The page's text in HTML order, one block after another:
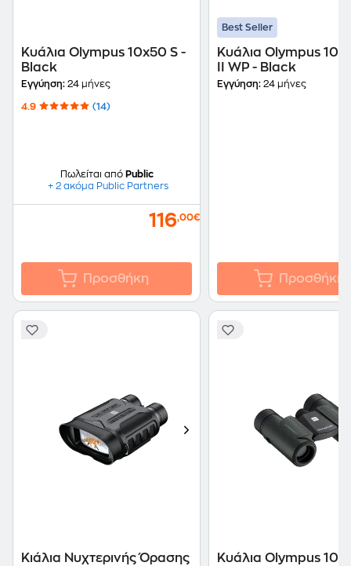
Κυάλια Olympus 10x50 S -
Black
Εγγύηση: 24 μήνες
4.9 (14)
Πωλείται από Public
+ 2 ακόμα Public Partners
116,00€
Προσθήκη
Best Seller
Κυάλια Olympus
II WP - Black
Εγγύηση: 24 μήνες
Προσθήκη
Κιάλια Νυχτερινής Όρασης
Κυάλια Olympus